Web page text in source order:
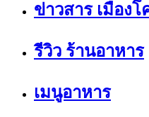
ข่าวสาร เมืองโ
รีวิว ร้านอาหาร
เมนูอาหาร